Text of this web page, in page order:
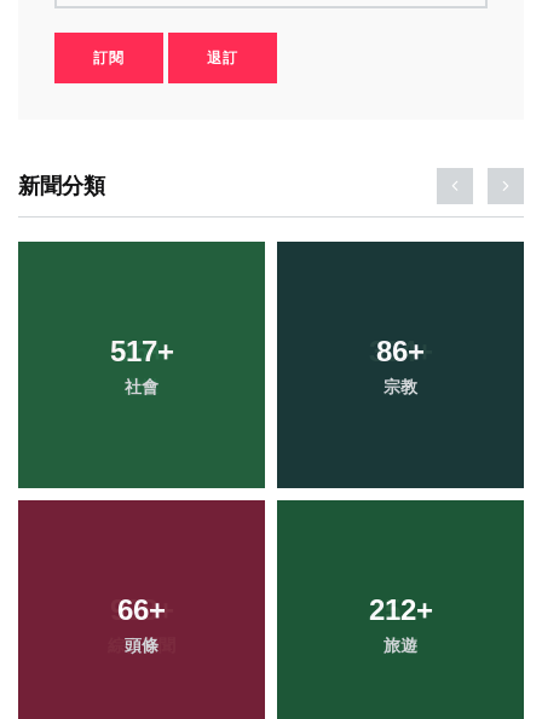
訂閱 退訂
新聞分類
517+
社會
86+
宗教
66+
頭條
212+
旅遊